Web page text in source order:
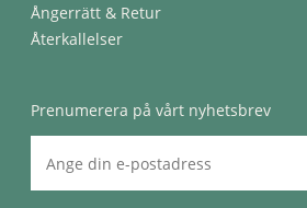
Ångerrätt & Retur
Återkallelser
Prenumerera på vårt nyhetsbrev